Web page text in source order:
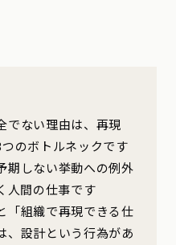
でない理由は、再現
のボトルネックです
期しない挙動への例外
人間の仕事です
「組織で再現できる仕
、設計という行為があ